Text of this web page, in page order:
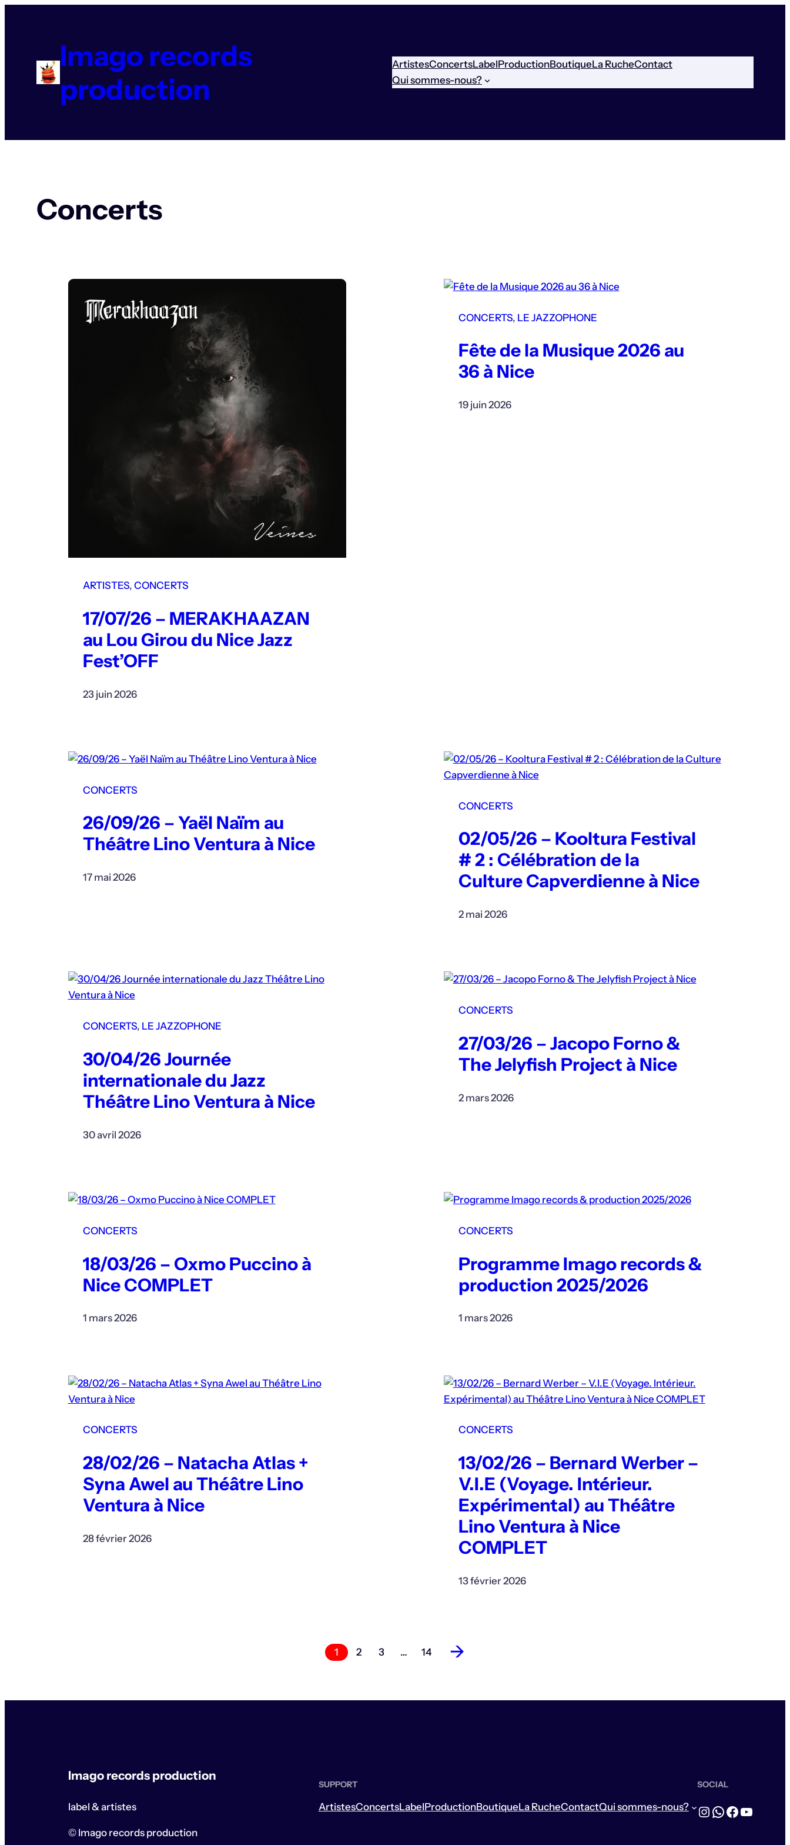
Imago records
production
ArtistesConcertsLabelProductionBoutiqueLa RucheContact
Qui sommes-nous?
Concerts
ARTISTES, CONCERTS
17/07/26 – MERAKHAAZAN
au Lou Girou du Nice Jazz
Fest’OFF
23 juin 2026
CONCERTS, LE JAZZOPHONE
Fête de la Musique 2026 au
36 à Nice
19 juin 2026
CONCERTS
26/09/26 – Yaël Naïm au
Théâtre Lino Ventura à Nice
17 mai 2026
CONCERTS
02/05/26 – Kooltura Festival
# 2 : Célébration de la
Culture Capverdienne à Nice
2 mai 2026
CONCERTS, LE JAZZOPHONE
30/04/26 Journée
internationale du Jazz
Théâtre Lino Ventura à Nice
30 avril 2026
CONCERTS
27/03/26 – Jacopo Forno &
The Jelyfish Project à Nice
2 mars 2026
CONCERTS
18/03/26 – Oxmo Puccino à
Nice COMPLET
1 mars 2026
CONCERTS
Programme Imago records &
production 2025/2026
1 mars 2026
CONCERTS
28/02/26 – Natacha Atlas +
Syna Awel au Théâtre Lino
Ventura à Nice
28 février 2026
CONCERTS
13/02/26 – Bernard Werber –
V.I.E (Voyage. Intérieur.
Expérimental) au Théâtre
Lino Ventura à Nice
COMPLET
13 février 2026
1 2 3 … 14 →
Imago records production
label & artistes
© Imago records production
SUPPORT
ArtistesConcertsLabelProductionBoutiqueLa RucheContactQui sommes-nous?
SOCIAL
Instagram
WhatsApp
Facebook